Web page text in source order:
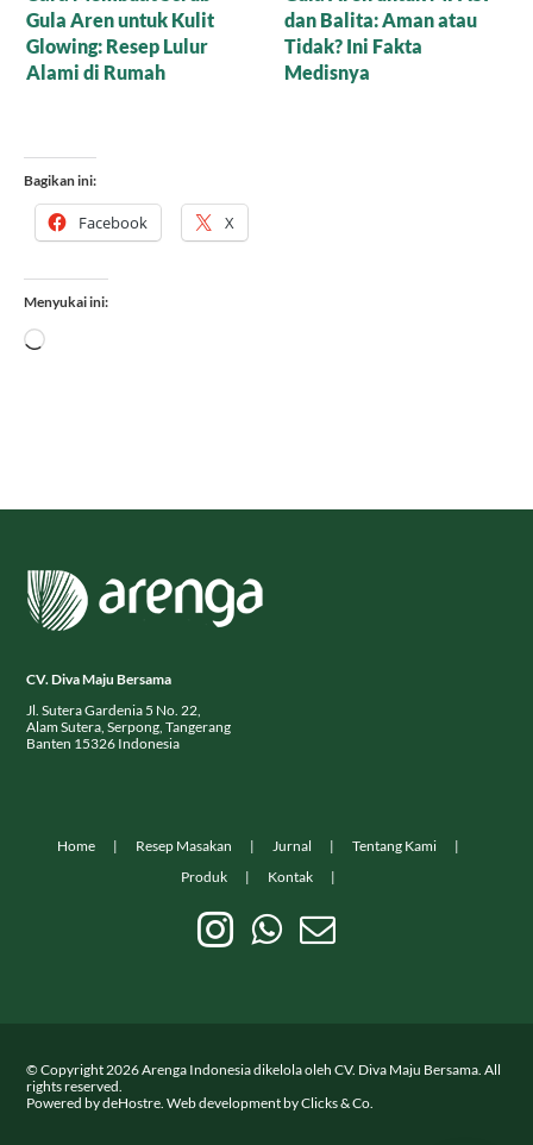
Kecantikan
dan Gula Pasir: Mana
yang Lebih Manis untuk
Tubuhmu?
Bagikan ini:
Facebook X
Menyukai ini:
Memuat...
CV. Diva Maju Bersama
Jl. Sutera Gardenia 5 No. 22,
Alam Sutera, Serpong, Tangerang
Banten 15326 Indonesia
Home Resep Masakan Jurnal
Tentang Kami
Produk
Kontak
© Copyright2026Arenga Indonesia dikelola oleh CV. Diva Maju Bersama. All
rights reserved.
Powered bydeHostre. Web development byClicks & Co.